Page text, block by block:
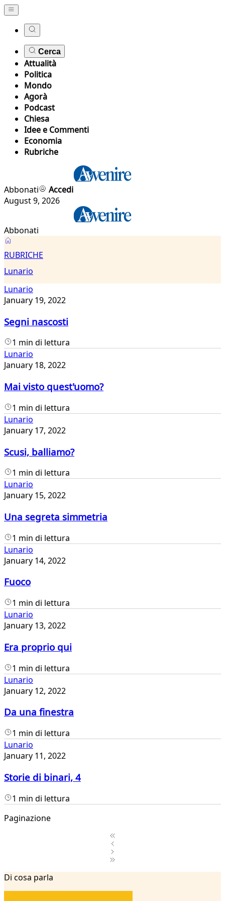
Cerca
Attualità
Politica
Mondo
Agorà
Podcast
Chiesa
Idee e Commenti
Economia
Rubriche
Abbonati
Accedi
August 9, 2026
Abbonati
Lunario
RUBRICHE
Lunario
Lunario
January 19, 2022
Segni nascosti
1 min di lettura
Lunario
January 18, 2022
Mai visto quest'uomo?
1 min di lettura
Lunario
January 17, 2022
Scusi, balliamo?
1 min di lettura
Lunario
January 15, 2022
Una segreta simmetria
1 min di lettura
Lunario
January 14, 2022
Fuoco
1 min di lettura
Lunario
January 13, 2022
Era proprio qui
1 min di lettura
Lunario
January 12, 2022
Da una finestra
1 min di lettura
Lunario
January 11, 2022
Storie di binari, 4
1 min di lettura
Paginazione
2
3
Di cosa parla